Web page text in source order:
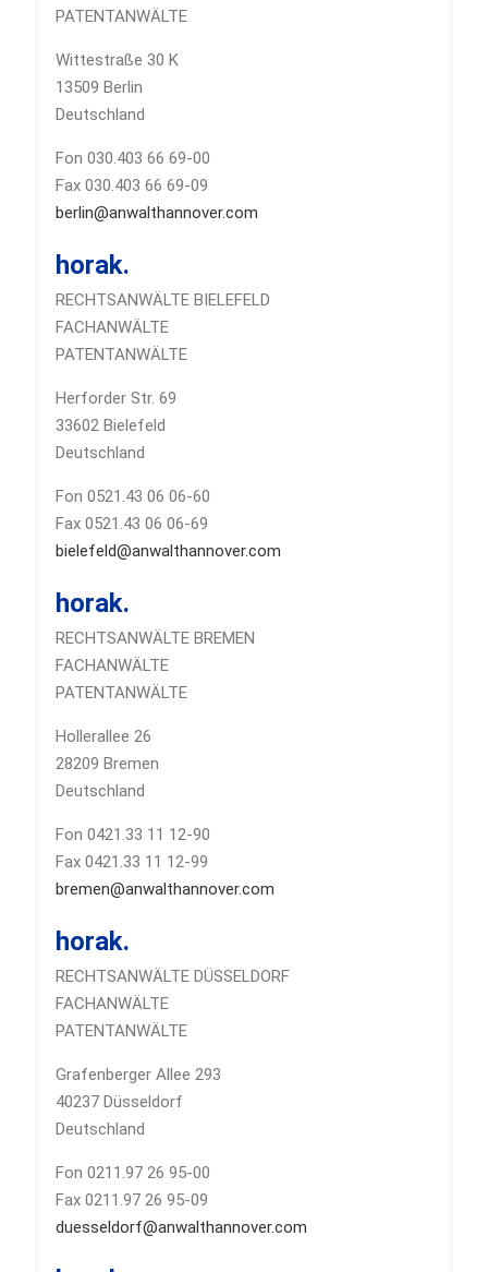
PATENTANWÄLTE
Wittestraße 30 K
13509 Berlin
Deutschland
Fon 030.403 66 69-00
Fax 030.403 66 69-09
berlin@anwalthannover.com
horak.
RECHTSANWÄLTE BIELEFELD
FACHANWÄLTE
PATENTANWÄLTE
Herforder Str. 69
33602 Bielefeld
Deutschland
Fon 0521.43 06 06-60
Fax 0521.43 06 06-69
bielefeld@anwalthannover.com
horak.
RECHTSANWÄLTE BREMEN
FACHANWÄLTE
PATENTANWÄLTE
Hollerallee 26
28209 Bremen
Deutschland
Fon 0421.33 11 12-90
Fax 0421.33 11 12-99
bremen@anwalthannover.com
horak.
RECHTSANWÄLTE DÜSSELDORF
FACHANWÄLTE
PATENTANWÄLTE
Grafenberger Allee 293
40237 Düsseldorf
Deutschland
Fon 0211.97 26 95-00
Fax 0211.97 26 95-09
duesseldorf@anwalthannover.com